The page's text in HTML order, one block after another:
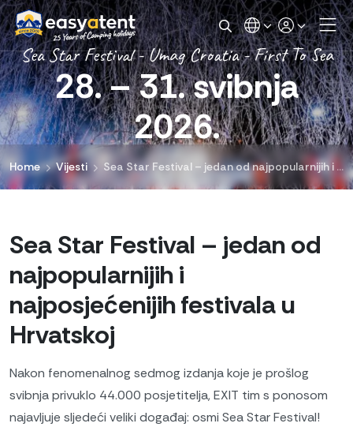
Sea Star Festival - Umag Croatia - First To Sea
28. – 31. svibnja
2026.
Home Vijesti Sea Star Festival – jedan od najpopularnijih i najposjećenijih festivala u Hrvatskoj
Sea Star Festival – jedan od
najpopularnijih i
najposjećenijih festivala u
Hrvatskoj
Nakon fenomenalnog sedmog izdanja koje je prošlog
svibnja privuklo 44.000 posjetitelja, EXIT tim s ponosom
najavljuje sljedeći veliki događaj: osmi Sea Star Festival!